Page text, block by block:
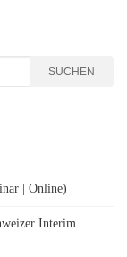
SUCHEN
| Online)
Interim